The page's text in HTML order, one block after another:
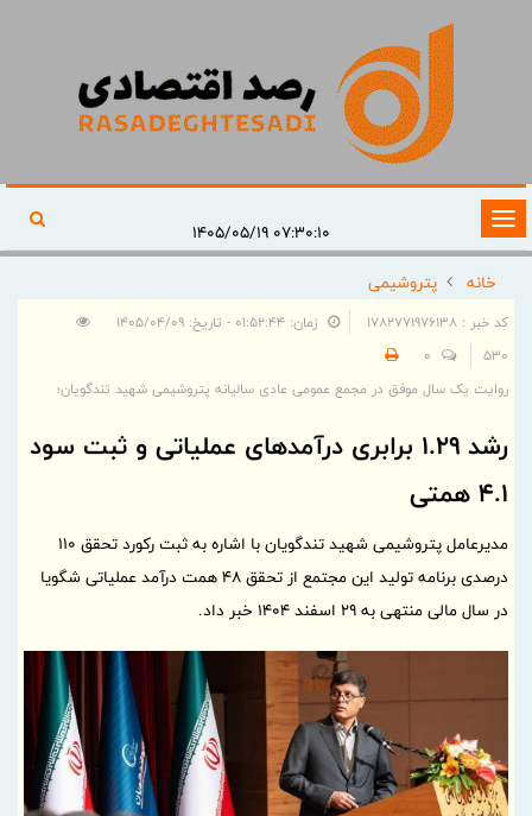
تغییر
وضعیت
ناوبری
خانه
پتروشیمی
کد خبر : 1782771976138
زمان: ۰۱:۵۲:۴۴ - تاریخ: ۱۴۰۵/۰۴/۰۹
530
0
روایت یک سال موفق در مجمع عمومی عادی سالیانه پتروشیمی شهید تندگویان؛
رشد ۱.۲۹ برابری درآمدهای عملیاتی و ثبت سود
۴.۱ همتی
مدیرعامل پتروشیمی شهید تندگویان با اشاره به ثبت رکورد تحقق ۱۱۰
درصدی برنامه تولید این مجتمع از تحقق ۴۸ همت درآمد عملیاتی شگویا
در سال مالی منتهی به ۲۹ اسفند ۱۴۰۴ خبر داد.